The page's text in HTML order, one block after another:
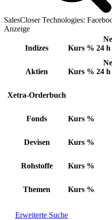
SalesCloser Technologies:
Anzeige
Indizes Kurs % 24
Aktien Kurs % 24
Xetra-Orderbuch
Fonds Kurs %
Devisen Kurs %
Rohstoffe Kurs %
Themen Kurs %
Erweiterte Suche